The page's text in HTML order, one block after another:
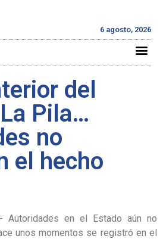
6 agosto, 2026
del
Pila…
no
el hecho
Autoridades en el Estado aún no
unos momentos se registró en el